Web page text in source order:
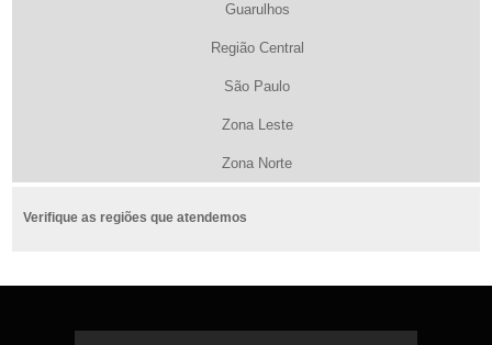
Guarulhos
Região Central
São Paulo
Zona Leste
Zona Norte
Verifique as regiões que atendemos